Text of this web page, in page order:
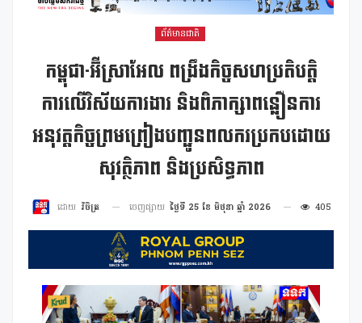
ព័ត៌មានជាតិ
កម្ពុជា-អ៊ីស្រាអែល ពង្រឹងកិច្ចសហប្រតិបត្តិ
ការលើវិស័យការងារ និងពិភាក្សាពន្លឿនការ
អនុវត្តកិច្ចព្រមព្រៀងបញ្ជូនពលករប្រកបដោយ
សុវត្ថិភាព និងប្រសិទ្ធភាព
ដោយ វិចិត្រ ចេញផ្សាយ ថ្ងៃទី 25 ខែ មិថុនា ឆ្នាំ 2026 405